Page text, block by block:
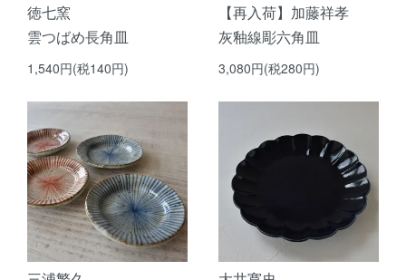
徳七窯
雲つばめ長角皿
1,540円(税140円)
【再入荷】加藤祥孝
灰釉線彫六角皿
3,080円(税280円)